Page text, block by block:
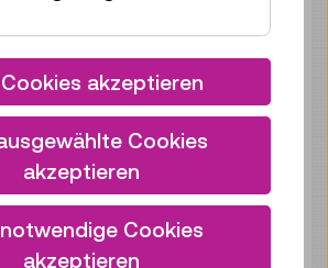
–17:40
Kinderbereich
Tickets
–11:40
akzeptieren
Cookies
akzeptieren
Cookies
akzeptieren